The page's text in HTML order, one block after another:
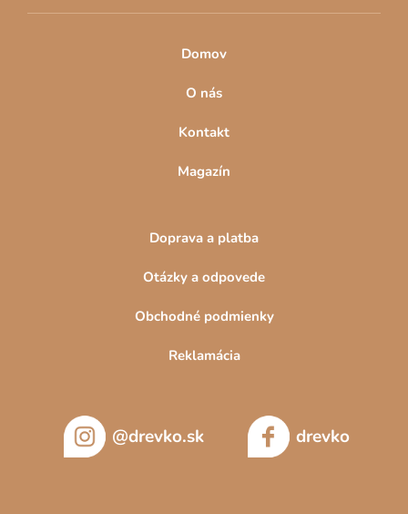
Domov
O nás
Kontakt
Magazín
Doprava a platba
Otázky a odpovede
Obchodné podmienky
Reklamácia
@drevko.sk drevko